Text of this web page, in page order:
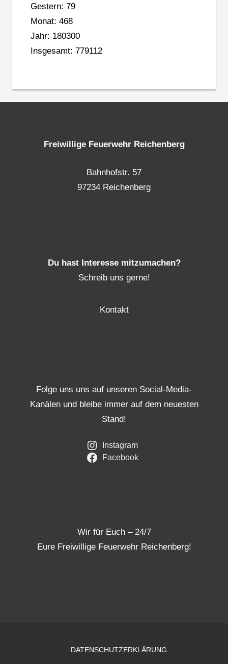
Gestern: 79
Monat: 468
Jahr: 180300
Insgesamt: 779112
Freiwillige Feuerwehr Reichenberg
Bahnhofstr. 57
97234 Reichenberg
Du hast Interesse mitzumachen?
Schreib uns gerne!
Kontakt
Folge uns uns auf unseren Social-Media-
Kanälen und bleibe immer auf dem neuesten
Stand!
Instagram
Facebook
Wir für Euch – 24/7
Eure Freiwillige Feuerwehr Reichenberg!
DATENSCHUTZERKLÄRUNG